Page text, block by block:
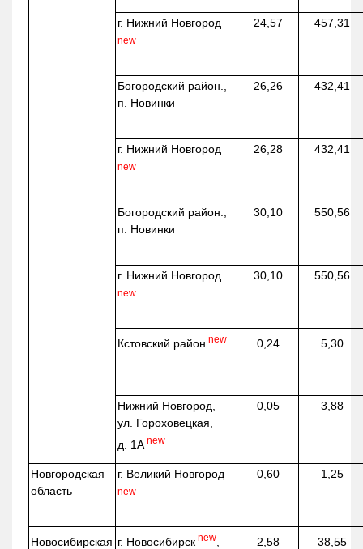
г. Нижний Новгород
new
24,57 457,31
Богородский район.,
п. Новинки
26,26 432,41
г. Нижний Новгород
new
26,28 432,41
Богородский район.,
п. Новинки
30,10 550,56
г. Нижний Новгород
new
30,10 550,56
Кстовский район new 0,24 5,30
Нижний Новгород,
ул. Гороховецкая,
д. 1А new
0,05 3,88
Новгородская
область
г. Великий Новгород
new
0,60 1,25
Новосибирская г. Новосибирск new 2,58 38,55